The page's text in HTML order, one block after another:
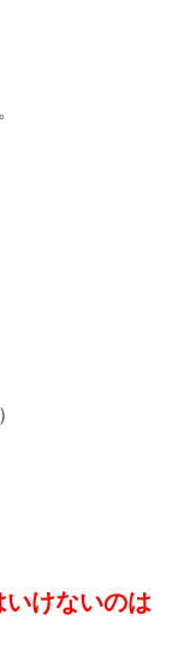
いけないのは